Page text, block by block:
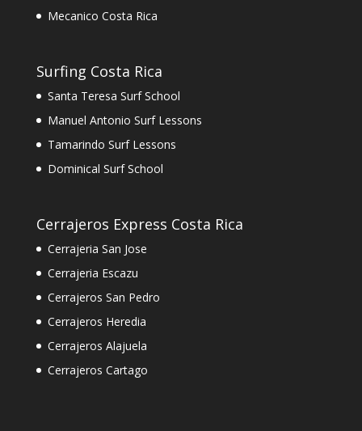
Mecanico Costa Rica
Surfing Costa Rica
Santa Teresa Surf School
Manuel Antonio Surf Lessons
Tamarindo Surf Lessons
Dominical Surf School
Cerrajeros Express Costa Rica
Cerrajeria San Jose
Cerrajeria Escazu
Cerrajeros San Pedro
Cerrajeros Heredia
Cerrajeros Alajuela
Cerrajeros Cartago